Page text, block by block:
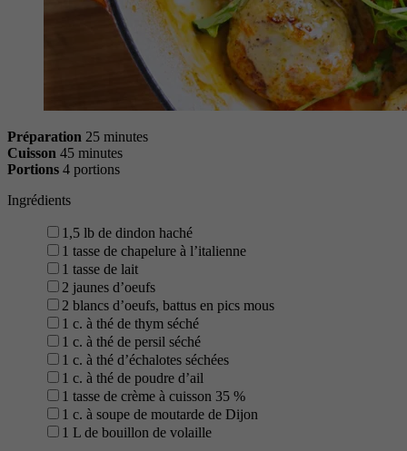
Préparation 25 minutes
Cuisson 45 minutes
Portions 4 portions
Ingrédients
1,5 lb de dindon haché
1 tasse de chapelure à l’italienne
1 tasse de lait
2 jaunes d’oeufs
2 blancs d’oeufs, battus en pics mous
1 c. à thé de thym séché
1 c. à thé de persil séché
1 c. à thé d’échalotes séchées
1 c. à thé de poudre d’ail
1 tasse de crème à cuisson 35 %
1 c. à soupe de moutarde de Dijon
1 L de bouillon de volaille